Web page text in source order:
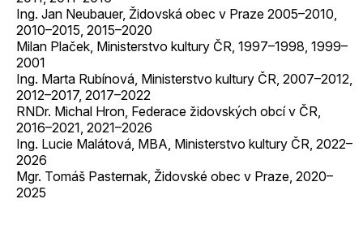
Ing. Jan Neubauer, Židovská obec v Praze 2005–2010,
2010–2015, 2015–2020
Milan Plaček, Ministerstvo kultury ČR, 1997–1998, 1999–
2001
Ing. Marta Rubínová, Ministerstvo kultury ČR, 2007–2012,
2012–2017, 2017–2022
RNDr. Michal Hron, Federace židovských obcí v ČR,
2016–2021, 2021–2026
Ing. Lucie Malátová, MBA, Ministerstvo kultury ČR, 2022–
2026
Mgr. Tomáš Pasternak, Židovské obec v Praze, 2020–
2025